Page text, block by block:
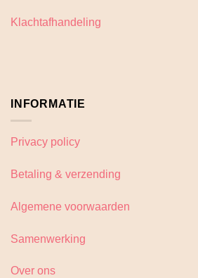
Klachtafhandeling
INFORMATIE
Privacy policy
Betaling & verzending
Algemene voorwaarden
Samenwerking
Over ons